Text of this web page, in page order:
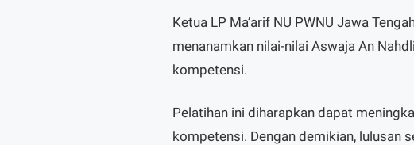
Ketua LP Ma’arif NU PWNU Jawa
menanamkan nilai-nilai Aswaja An
kompetensi.
Pelatihan ini diharapkan dapat
kompetensi. Dengan demikian, lulusan